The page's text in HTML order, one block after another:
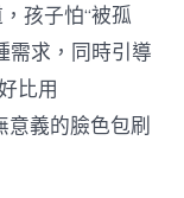
孩子怕“被孤
需求，同時引導
比用
義的臉色包刷